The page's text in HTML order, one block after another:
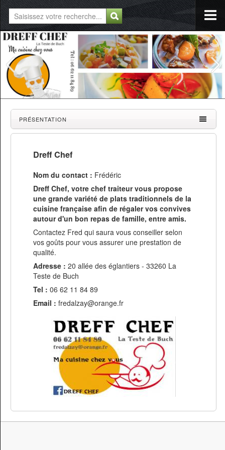
PRÉSENTATION
Dreff Chef
Nom du contact : Frédéric
Dreff Chef, votre chef traiteur vous propose
une grande variété de plats traditionnels de la
cuisine française afin de régaler vos convives
autour d'un bon repas de famille, entre amis.
Contactez Fred qui saura vous conseiller selon
vos goûts pour vous assurer une prestation de
qualité.
Adresse : 20 allée des églantiers - 33260 La
Teste de Buch
Tel : 06 62 11 84 89
Email : fredalzay@orange.fr